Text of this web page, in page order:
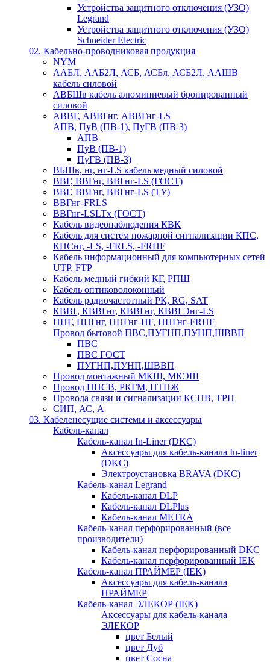
Устройства защитного отключения (УЗО)
Legrand
Устройства защитного отключения (УЗО)
Schneider Electric
02. Кабельно-проводниковая продукция
NYM
ААБЛ, ААБ2Л, АСБ, АСБл, АСБ2Л, ААШВ
кабель силовой
АВБШв кабель алюминиевый бронированный
силовой
АВВГ, АВВГнг, АВВГнг-LS
АПВ, ПуВ (ПВ-1), ПуГВ (ПВ-3)
АПВ
ПуВ (ПВ-1)
ПуГВ (ПВ-3)
ВБШв, нг, нг-LS кабель медный силовой
ВВГ, ВВГнг, ВВГнг-LS (ГОСТ)
ВВГ, ВВГнг, ВВГнг-LS (ТУ)
ВВГнг-FRLS
ВВГнг-LSLTx (ГОСТ)
Кабель видеонаблюдения КВК
Кабель для систем пожарной сигнализации КПС,
КПСнг, -LS, -FRLS, -FRHF
Кабель информационный для компьютерных сетей
UTP, FTP
Кабель медный гибкий КГ, РПШ
Кабель оптиковолоконный
Кабель радиочастотный РК, RG, SAT
КВВГ, КВВГнг, КВВГнг, КВВГЭнг-LS
ППГ, ППГнг, ППГнг-HF, ППГнг-FRHF
Провод бытовой ПВС,ПУГНП,ПУНП,ШВВП
ПВС
ПВС ГОСТ
ПУГНП,ПУНП,ШВВП
Провод монтажный МКШ, МКЭШ
Провод ПНСВ, РКГМ, ПТПЖ
Провода связи и сигнализации КСПВ, ТРП
СИП, АС, А
03. Кабеленесущие системы и аксессуары
Кабель-канал
Кабель-канал In-Liner (DKC)
Аксессуары для кабель-канала In-liner
(DKC)
Электроустановка BRAVA (DKC)
Кабель-канал Legrand
Кабель-канал DLP
Кабель-канал DLPlus
Кабель-канал METRA
Кабель-канал перфорированный (все
производители)
Кабель-канал перфорированный DKC
Кабель-канал перфорированный IEK
Кабель-канал ПРАЙМЕР (IEK)
Аксессуары для кабель-канала
ПРАЙМЕР
Кабель-канал ЭЛЕКОР (IEK)
Аксессуары для кабель-канала
ЭЛЕКОР
цвет Белый
цвет Дуб
цвет Сосна